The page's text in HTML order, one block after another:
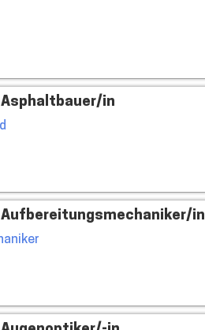
Asphaltbauer/in
Aufbereitungsmechaniker/in